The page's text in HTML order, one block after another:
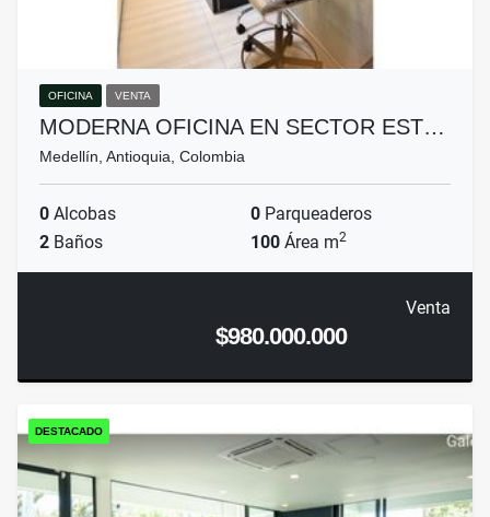
OFICINA VENTA
MODERNA OFICINA EN SECTOR EST…
Medellín, Antioquia, Colombia
0 Alcobas 0 Parqueaderos
2 Baños 100 Área m2
Venta
$980.000.000
DESTACADO